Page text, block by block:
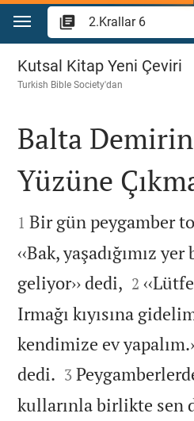
İçeriğe atla
2.Krallar 6
Kutsal Kitap Yeni Çeviri
Turkish Bible Society'dan

Balta
Yüzüne

1 Bir gün peygamber
‹‹Bak, yaşadığımız
geliyor›› dedi, 

2
Irmağı kıyısına
kendimize ev
dedi. 

3
kullarınla birlikte sen